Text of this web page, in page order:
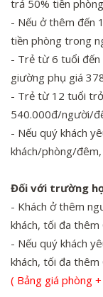
trả 50% tiền
- Nếu ở thêm đến
tiền phòng trong
- Trẻ từ 6 tuổi
giường phụ giá
- Trẻ từ 12 tuổi
540.000đ/người/
- Nếu quý khách
khách/phòng/
Đối với trường
- Khách ở thêm
khách, tối đa thêm
- Nếu quý khách
khách, tối đa
( Bảng giá phòng